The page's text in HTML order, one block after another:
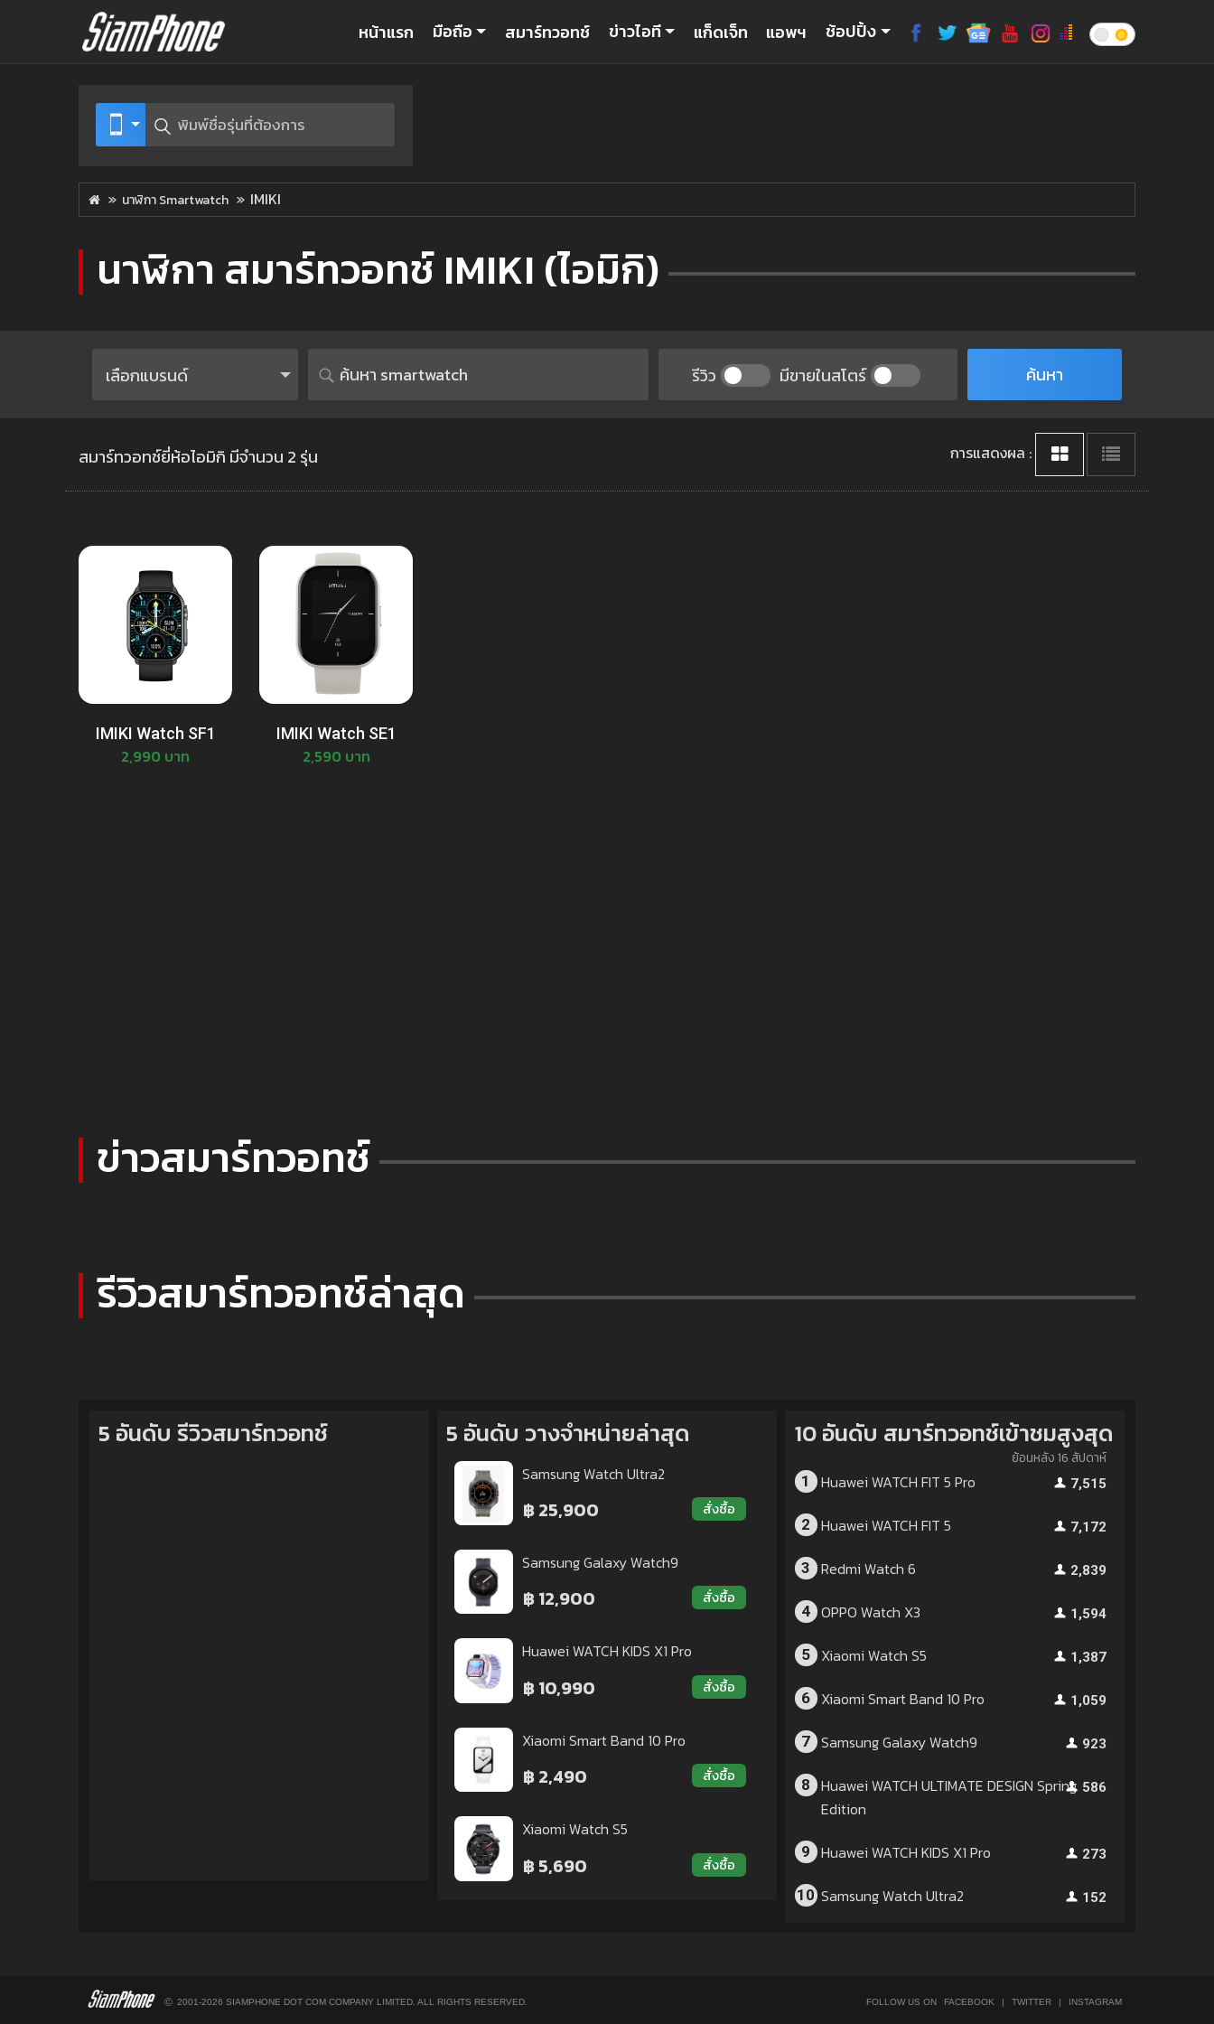
หน้าแรก มือถือ สมาร์ทวอทช์ ข่าวไอที แก็ดเจ็ท แอพฯ ช้อปปิ้ง
นาฬิกา Smartwatch IMIKI
นาฬิกา สมาร์ทวอทช์ IMIKI (ไอมิกิ)
เลือกแบรนด์ รีวิว มีขายในสโตร์ ค้นหา
สมาร์ทวอทช์ยี่ห้อไอมิกิ มีจำนวน 2 รุ่น การแสดงผล :
IMIKI Watch SF1
2,990 บาท
IMIKI Watch SE1
2,590 บาท
ข่าวสมาร์ทวอทช์
รีวิวสมาร์ทวอทช์ล่าสุด
5 อันดับ รีวิวสมาร์ทวอทช์ 5 อันดับ วางจำหน่ายล่าสุด
Samsung Watch Ultra2
฿ 25,900 สั่งซื้อ
Samsung Galaxy Watch9
฿ 12,900 สั่งซื้อ
Huawei WATCH KIDS X1 Pro
฿ 10,990 สั่งซื้อ
Xiaomi Smart Band 10 Pro
฿ 2,490 สั่งซื้อ
Xiaomi Watch S5
฿ 5,690 สั่งซื้อ
10 อันดับ สมาร์ทวอทช์เข้าชมสูงสุด
ย้อนหลัง 16 สัปดาห์
1 Huawei WATCH FIT 5 Pro 7,515
2 Huawei WATCH FIT 5 7,172
3 Redmi Watch 6 2,839
4 OPPO Watch X3 1,594
5 Xiaomi Watch S5 1,387
6 Xiaomi Smart Band 10 Pro 1,059
7 Samsung Galaxy Watch9 923
8
Huawei WATCH ULTIMATE DESIGN Spring
Edition
586
9 Huawei WATCH KIDS X1 Pro 273
10 Samsung Watch Ultra2 152
© 2001-2026 SIAMPHONE DOT COM COMPANY LIMITED. ALL RIGHTS RESERVED. FOLLOW US ON FACEBOOK TWITTER INSTAGRAM